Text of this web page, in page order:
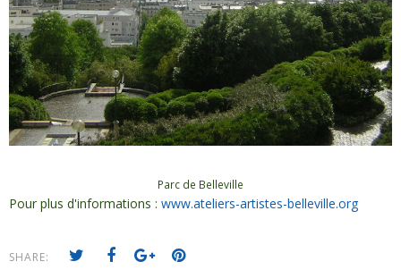
Parc de Belleville
Pour plus d'informations : www.ateliers-artistes-belleville.org
SHARE: